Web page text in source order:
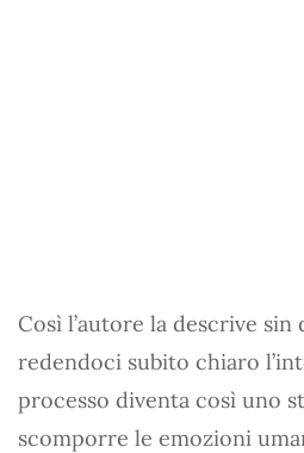
Così l’autore la descrive
redendoci subito chiaro
processo diventa così uno
scomporre le emozioni